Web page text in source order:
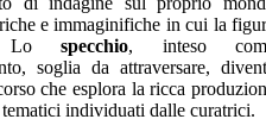
e immaginifiche in cui la
Lo specchio, inteso
soglia da attraversare,
che esplora la ricca
individuati dalle curatrici.